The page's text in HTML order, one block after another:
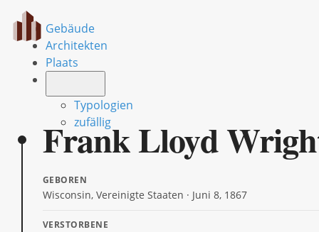
Gebäude
Architekten
Plaats
Typologien
zufällig
Frank Lloyd
GEBOREN
Wisconsin, Vereinigte Staaten · Juni 8, 1867
VERSTORBENE